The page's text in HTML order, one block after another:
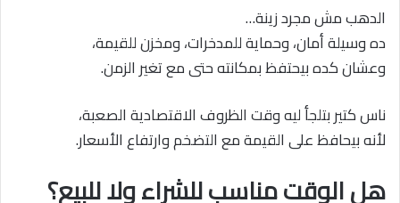
الدهب مش مجرد زينة…
ده وسيلة أمان، وحماية للمدخرات، ومخزن للقيمة،
وعشان كده بيحتفظ بمكانته حتى مع تغير الزمن.
ناس كتير بتلجأ ليه وقت الظروف الاقتصادية الصعبة،
لأنه بيحافظ على القيمة مع التضخم وارتفاع الأسعار.
هل الوقت مناسب للشراء ولا للبيع؟